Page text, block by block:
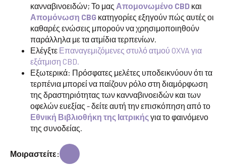
κανναβινοειδών; Το μας Απομονωμένο CBD και
Απομόνωση CBG κατηγορίες εξηγούν πώς αυτές οι
καθαρές ενώσεις μπορούν να χρησιμοποιηθούν
παράλληλα με τα ατμίδια τερπενίων.
Ελέγξτε Επαναγεμιζόμενες στυλό ατμού OXVA για
εξάτμιση CBD.
Εξωτερικά: Πρόσφατες μελέτες υποδεικνύουν ότι τα
τερπένια μπορεί να παίζουν ρόλο στη διαμόρφωση
της δραστηριότητας των κανναβινοειδών και των
οφελών ευεξίας - δείτε αυτή την επισκόπηση από το
Εθνική Βιβλιοθήκη της Ιατρικής για το φαινόμενο
της συνοδείας.
Μοιραστείτε: